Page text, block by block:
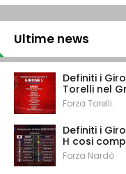
Ultime news
Definiti i
Torelli nel
Forza Torelli.
Definiti i
H cosi
Forza Nardò